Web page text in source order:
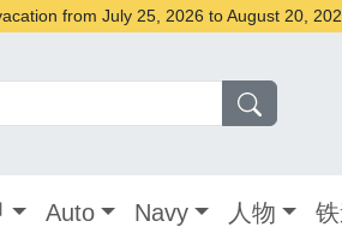
from July 25, 2026 to August 20,
Auto Navy 人物